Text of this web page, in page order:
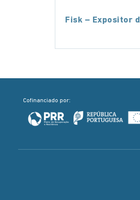
Fisk – Expositor
Cofinanciado por: